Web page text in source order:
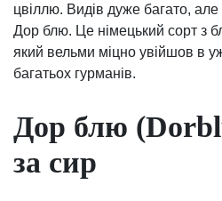
цвіллю. Видів дуже багато,
Дор блю. Це німецький сорт з
який вельми міцно увійшов в
багатьох гурманів.
Дор блю
за сир